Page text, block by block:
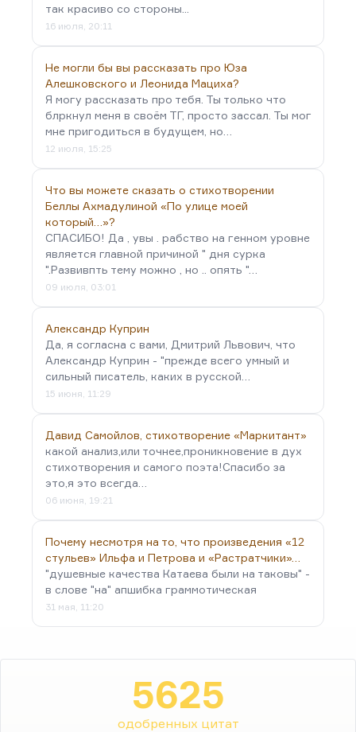
так красиво со стороны...
16 июля, 20:11
Не могли бы вы рассказать про Юза
Алешковского и Леонида Мациха?
Я могу рассказать про тебя. Ты только что
блркнул меня в своём ТГ, просто зассал. Ты мог
мне пригодиться в будущем, но…
12 июля, 15:25
Что вы можете сказать о стихотворении
Беллы Ахмадулиной «По улице моей
который…»?
СПАСИБО! Да , увы . рабство на генном уровне
является главной причиной " дня сурка
".Развивпть тему можно , но .. опять "…
09 июля, 03:01
Александр Куприн
Да, я согласна с вами, Дмитрий Львович, что
Александр Куприн - "прежде всего умный и
сильный писатель, каких в русской…
15 июня, 11:29
Давид Самойлов, стихотворение «Маркитант»
какой анализ,или точнее,проникновение в дух
стихотворения и самого поэта!Спасибо за
это,я это всегда…
06 июня, 19:21
Почему несмотря на то, что произведения «12
стульев» Ильфа и Петрова и «Растратчики»…
"душевные качества Катаева были на таковы" -
в слове "на" апшибка граммотическая
31 мая, 11:20
5625
одобренных цитат